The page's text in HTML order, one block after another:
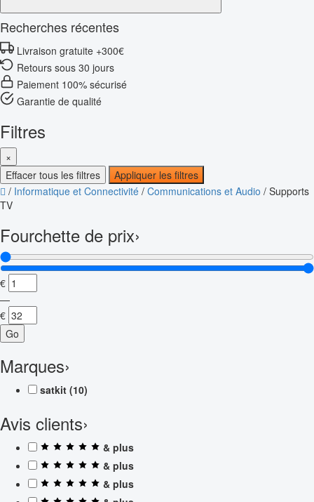
Recherches récentes
Livraison gratuite +300€
Retours sous 30 jours
Paiement 100% sécurisé
Garantie de qualité
Filtres
×
Effacer tous les filtres
Appliquer les filtres
/ Informatique et Connectivité / Communications et Audio / Supports
TV
Fourchette de prix›
€
—
€
Go
Marques›
satkit (10)
Avis clients›
& plus
& plus
& plus